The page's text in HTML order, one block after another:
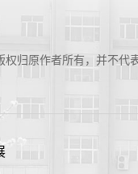
归原作者所有，并不代